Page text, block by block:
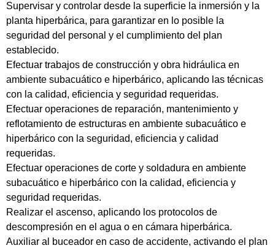
Supervisar y controlar desde la superficie la inmersión y la
planta hiperbárica, para garantizar en lo posible la
seguridad del personal y el cumplimiento del plan
establecido.
Efectuar trabajos de construcción y obra hidráulica en
ambiente subacuático e hiperbárico, aplicando las técnicas
con la calidad, eficiencia y seguridad requeridas.
Efectuar operaciones de reparación, mantenimiento y
reflotamiento de estructuras en ambiente subacuático e
hiperbárico con la seguridad, eficiencia y calidad
requeridas.
Efectuar operaciones de corte y soldadura en ambiente
subacuático e hiperbárico con la calidad, eficiencia y
seguridad requeridas.
Realizar el ascenso, aplicando los protocolos de
descompresión en el agua o en cámara hiperbárica.
Auxiliar al buceador en caso de accidente, activando el plan